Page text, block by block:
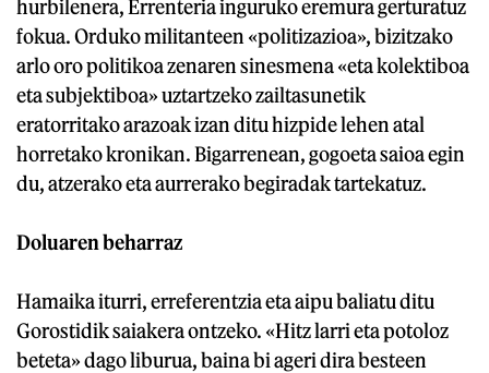
hurbilenera, Errenteria inguruko eremura gerturatuz
fokua. Orduko militanteen «politizazioa», bizitzako
arlo oro politikoa zenaren sinesmena «eta kolektiboa
eta subjektiboa» uztartzeko zailtasunetik
eratorritako arazoak izan ditu hizpide lehen atal
horretako kronikan. Bigarrenean, gogoeta saioa egin
du, atzerako eta aurrerako begiradak tartekatuz.
Doluaren beharraz
Hamaika iturri, erreferentzia eta aipu baliatu ditu
Gorostidik saiakera ontzeko. «Hitz larri eta potoloz
beteta» dago liburua, baina bi ageri dira besteen